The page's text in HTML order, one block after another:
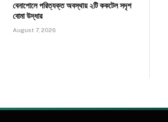
​বেনাপোলে পরিত্যক্ত অবস্থায় ২টি ককটেল সদৃশ
বোমা উদ্ধার
August 7, 2026